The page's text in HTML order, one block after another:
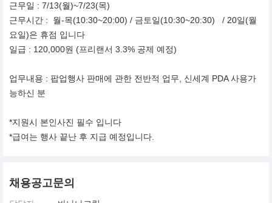
근무일 : 7/13(월)~7/23(목)
근무시간 : 월-목(10:30~20:00) / 금토일(10:30~20:30) / 20일(월
요일)은 휴점 입니다
일급 : 120,000원 (프리랜서 3.3% 공제 예정)
업무내용 : 팝업행사 판매에 관한 전반적 업무, 신세계 PDA 사용가
능하신 분
*지원시 본인사진 필수 입니다
*급여는 행사 끝난 후 지급 예정입니다.
채용공고문의